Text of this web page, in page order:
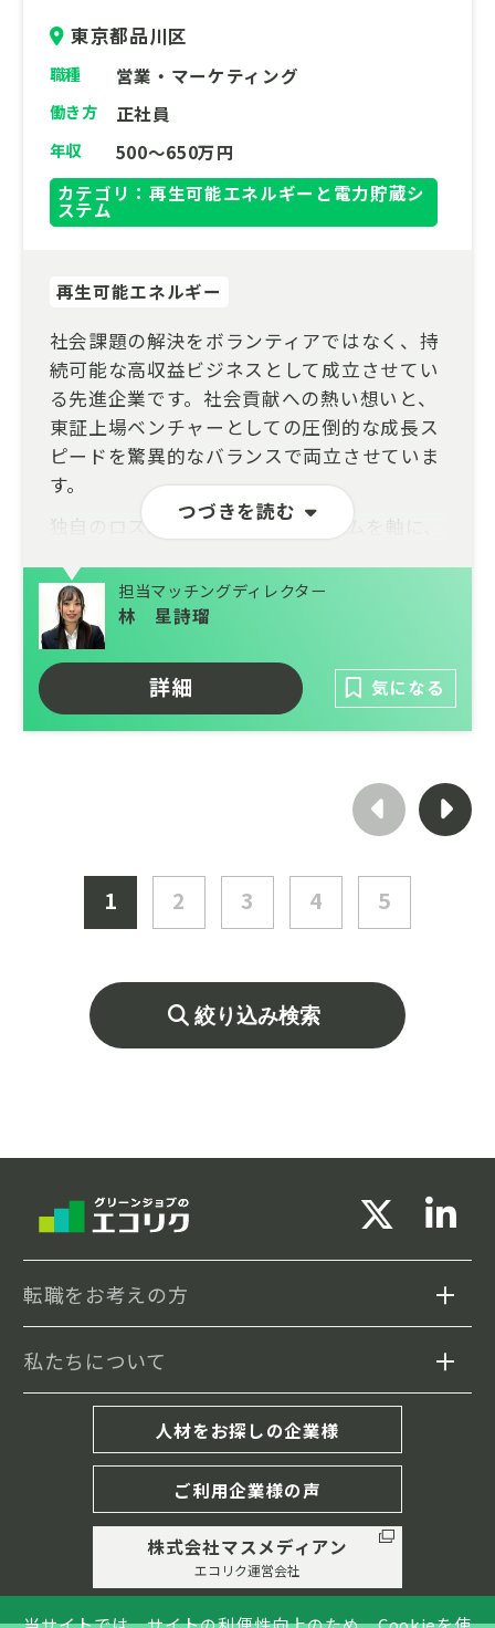
東京都品川区
職種 営業・マーケティング
働き方 正社員
年収
500～650万円
カテゴリ：再生可能エネルギーと電力貯蔵シ
ステム
つづきを読む
再生可能エネルギー
社会課題の解決をボランティアではなく、持
続可能な高収益ビジネスとして成立させてい
る先進企業です。社会貢献への熱い想いと、
東証上場ベンチャーとしての圧倒的な成長ス
ピードを驚異的なバランスで両立させていま
す。
独自のロス削減ECプラットフォームを軸に、
果を創出。数千社に及ぶ大手メーカーとの強
固なネットワークを武器に、現在は企業のサ
プライチェーン最適化を担うBtoBソリュー
ション事業へも領域を拡大しています。
現在は再生可能エネルギーの普及を加速させ
マーケットにおいて、非連続な事業拡大を遂
げるエキサイティングな第二創業期です。
担当マッチングディレクター
林 星詩瑠
詳細 気になる
1 2 3 4 5
絞り込み検索
転職をお考えの方
求人検索
履歴書・職務経歴書の書き方
私たちについて
エコリクについて
転職成功までの流れ
キャリア相談(MD紹介)
人材をお探しの企業様
ご利用企業様の声
株式会社マスメディアン
エコリク運営会社